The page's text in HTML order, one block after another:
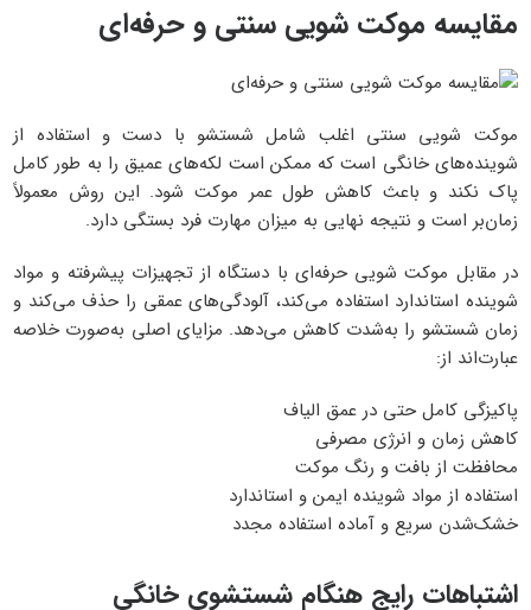
مقایسه موکت ‌شویی سنتی و حرفه‌ای
موکت ‌شویی سنتی اغلب شامل شستشو با دست و استفاده از
شوینده‌های خانگی است که ممکن است لکه‌های عمیق را به طور کامل
پاک نکند و باعث کاهش طول عمر موکت شود. این روش معمولاً
زمان‌بر است و نتیجه نهایی به میزان مهارت فرد بستگی دارد.
در مقابل موکت ‌شویی حرفه‌ای با دستگاه از تجهیزات پیشرفته و مواد
شوینده استاندارد استفاده می‌کند، آلودگی‌های عمقی را حذف می‌کند و
زمان شستشو را به‌شدت کاهش می‌دهد. مزایای اصلی به‌صورت خلاصه
عبارت‌اند از:
پاکیزگی کامل حتی در عمق الیاف
کاهش زمان و انرژی مصرفی
محافظت از بافت و رنگ موکت
استفاده از مواد شوینده ایمن و استاندارد
خشک‌شدن سریع و آماده استفاده مجدد
اشتباهات رایج هنگام شستشوی خانگی